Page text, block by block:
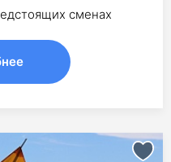
сменах